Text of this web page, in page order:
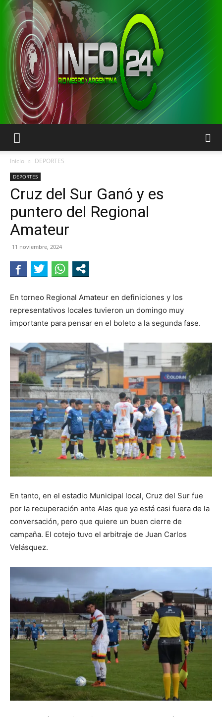
RIO
Inicio DEPORTES
DEPORTES
Cruz del Sur Ganó y es
puntero del Regional
Amateur
11 noviembre, 2024
En torneo Regional Amateur en definiciones y los
representativos locales tuvieron un domingo muy
importante para pensar en el boleto a la segunda fase.
En tanto, en el estadio Municipal local, Cruz del Sur fue
por la recuperación ante Alas que ya está casi fuera de la
conversación, pero que quiere un buen cierre de
campaña. El cotejo tuvo el arbitraje de Juan Carlos
Velásquez.